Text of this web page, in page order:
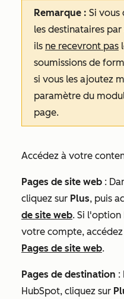
Remarque : Si vous
les destinataires
ils ne recevront pas
soumissions de
si vous les ajoutez
paramètre du
page.
Accédez à votre
Pages de site web :
cliquez sur Plus, puis
de site web. Si l'option
votre compte,
Pages de site web.
Pages de destination :
HubSpot, cliquez sur